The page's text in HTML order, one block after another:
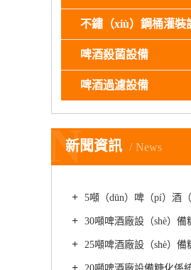
不鏽（xiù）鋼桶灌裝
啤酒殺菌設備
啤酒過濾設備
新聞資訊 News
N
5噸（dūn）啤（pí）酒（jiǔ）廠設備（bèi）糖化係統生產（chǎn）精釀啤酒如何降（
30噸啤酒廠設（shè）備糖化係統生產的精釀啤酒有哪（nǎ）些
25噸啤酒廠設（shè）備糖化係統如何生產精釀（niàng